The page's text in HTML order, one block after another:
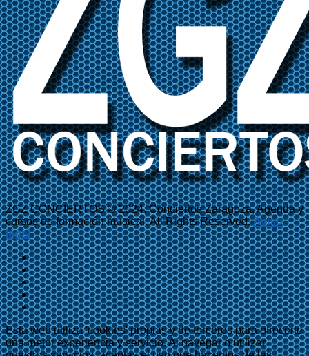
ZGZ CONCIERTOS © 2024. Conciertos Zaragoza, Agenda y
cursos de formación musical. All Rights Reserved.Aviso
legal
Esta web utiliza 'cookies' propias y de terceros para ofrecerte
una mejor experiencia y servicio. Al navegar o utilizar